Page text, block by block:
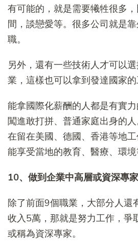
有可能的，就是需要犧牲很多
間，談戀愛等。很多公司就是
職。
另外，還有一些技術人才可以
業，這樣也可以拿到發達國家的
能拿國際化薪酬的人都是有實
闖進敢打拼、普通家庭出身的
在留在美國、德國、香港等地
能享受當地的教育、醫療、環境
10、做到企業中高層或資深專家
除了前面9個職業，大部分人還
收入5萬，那就是努力工作，爭
或稱為資深專家。